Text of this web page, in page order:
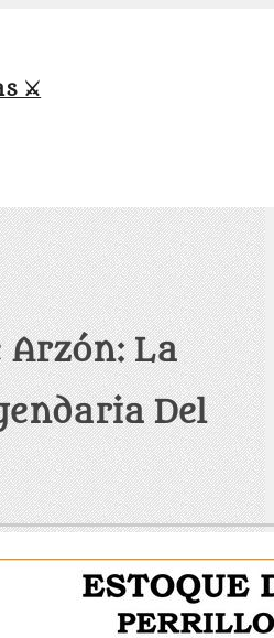
⚔️
Arzón: La
Del